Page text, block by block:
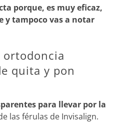
porque, es muy eficaz,
y tampoco vas a notar
ortodoncia
quita y pon
para llevar por la
las férulas de Invisalign.